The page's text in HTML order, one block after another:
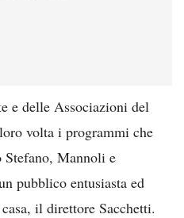
e delle Associazioni del
volta i programmi che
Stefano, Mannoli e
pubblico entusiasta ed
il direttore Sacchetti.